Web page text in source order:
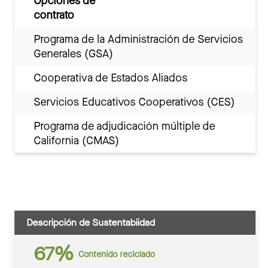
contrato
Programa de la Administración de Servicios
Generales (GSA)
Cooperativa de Estados Aliados
Servicios Educativos Cooperativos (CES)
Programa de adjudicación múltiple de
California (CMAS)
Descripción de Sustentabiidad
67% Contenido reciclado